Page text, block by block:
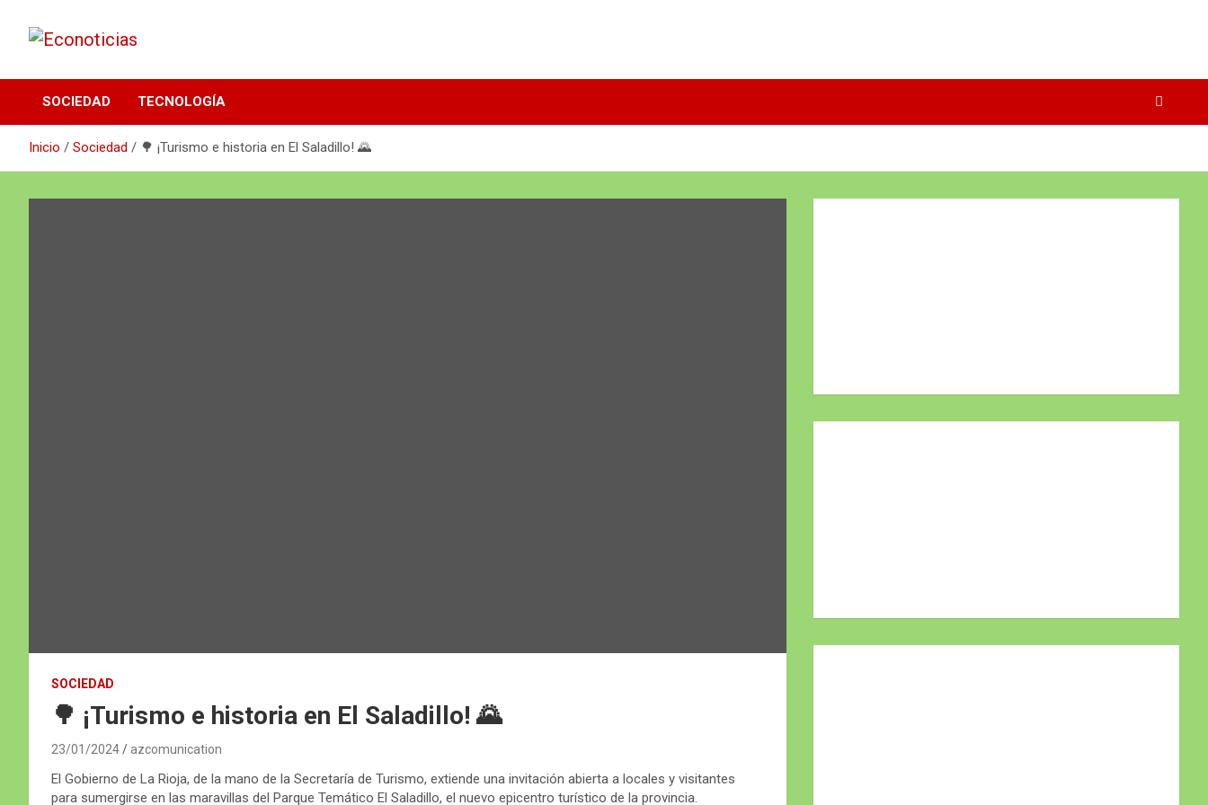
contenido
Econoticias
SOCIEDAD TECNOLOGÍA
Inicio Sociedad 🌳 ¡Turismo e historia en El Saladillo! 🌄
SOCIEDAD
🌳 ¡Turismo e historia en El Saladillo! 🌄
23/01/2024 azcomunication
El Gobierno de La Rioja, de la mano de la Secretaría de Turismo, extiende una invitación abierta a locales y visitantes
para sumergirse en las maravillas del Parque Temático El Saladillo, el nuevo epicentro turístico de la provincia.